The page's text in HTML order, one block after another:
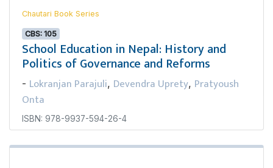
Chautari Book Series
CBS: 105
School Education in Nepal: History and
Politics of Governance and Reforms
- Lokranjan Parajuli, Devendra Uprety, Pratyoush
Onta
ISBN: 978-9937-594-26-4